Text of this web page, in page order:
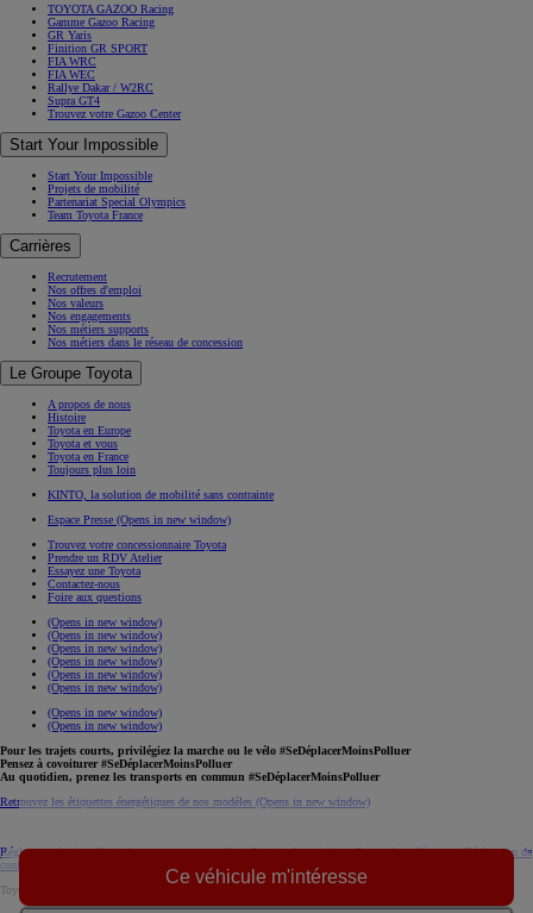
Ce véhicule m'intéresse
TOYOTA GAZOO Racing
Gamme Gazoo Racing
GR Yaris
Finition GR SPORT
FIA WRC
FIA WEC
Rallye Dakar / W2RC
Supra GT4
Trouvez votre Gazoo Center
Start Your Impossible
Start Your Impossible
Projets de mobilité
Partenariat Special Olympics
Team Toyota France
Carrières
Recrutement
Nos offres d'emploi
Nos valeurs
Nos engagements
Nos métiers supports
Nos métiers dans le réseau de concession
Le Groupe Toyota
A propos de nous
Histoire
Toyota en Europe
Toyota et vous
Toyota en France
Toujours plus loin
KINTO, la solution de mobilité sans contrainte
Espace Presse (Opens in new window)
Trouvez votre concessionnaire Toyota
Prendre un RDV Atelier
Essayez une Toyota
Contactez-nous
Foire aux questions
(Opens in new window)
(Opens in new window)
(Opens in new window)
(Opens in new window)
(Opens in new window)
(Opens in new window)
(Opens in new window)
(Opens in new window)
Pour les trajets courts, privilégiez la marche ou le vélo #SeDéplacerMoinsPolluer
Pensez à covoiturer #SeDéplacerMoinsPolluer
Au quotidien, prenez les transports en commun #SeDéplacerMoinsPolluer
Retrouvez les étiquettes énergétiques de nos modèles (Opens in new window)
Réglement du site|Vos informations personnelles|Gestion des cookies|Centre de préférences|Déclaration de
confidentialité
Toyota. Tous droits réservés. © 2026